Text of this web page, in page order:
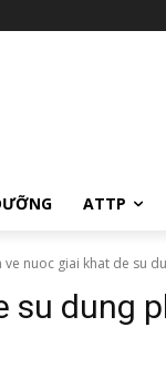
ATTP
ve nuoc giai khat de su
su dung